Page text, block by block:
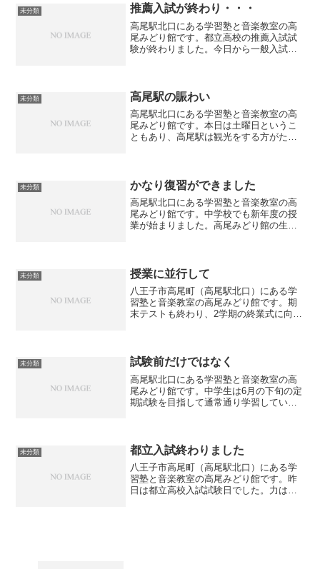
未分類 推薦入試が終わり・・・
高尾駅北口にある学習塾と音楽教室の高
尾みどり館です。都立高校の推薦入試試
験が終わりました。今日から一般入試に
未分類 高尾駅の賑わい
高尾駅北口にある学習塾と音楽教室の高
尾みどり館です。本日は土曜日というこ
ともあり、高尾駅は観光をする方がたく
まります。毎日使用してい...
未分類 かなり復習ができました
高尾駅北口にある学習塾と音楽教室の高
尾みどり館です。中学校でも新年度の授
業が始まりました。高尾みどり館の生徒
理解したうえで新しい内容...
未分類 授業に並行して
八王子市高尾町（高尾駅北口）にある学
習塾と音楽教室の高尾みどり館です。期
末テストも終わり、2学期の終業式に向け
期に「１学期＋２学期の...
未分類 試験前だけではなく
高尾駅北口にある学習塾と音楽教室の高
尾みどり館です。中学生は6月の下旬の定
期試験を目指して通常通り学習していま
の復習と問題演習を...
未分類 都立入試終わりました
八王子市高尾町（高尾駅北口）にある学
習塾と音楽教室の高尾みどり館です。昨
日は都立高校入試試験日でした。力は発